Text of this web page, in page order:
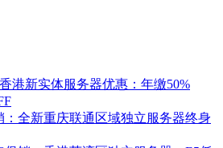
港新实体服务器优惠：年缴50%
：全新重庆联通区域独立服务器终身